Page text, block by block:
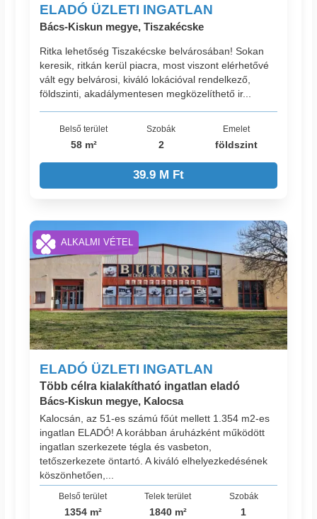
ELADÓ ÜZLETI INGATLAN
Bács-Kiskun megye, Tiszakécske
Ritka lehetőség Tiszakécske belvárosában! Sokan
keresik, ritkán kerül piacra, most viszont elérhetővé
vált egy belvárosi, kiváló lokációval rendelkező,
földszinti, akadálymentesen megközelíthető ir...
Belső terület
58 m²
Szobák
2
Emelet
földszint
39.9 M Ft
ELADÓ ÜZLETI INGATLAN
Több célra kialakítható ingatlan eladó
Bács-Kiskun megye, Kalocsa
Kalocsán, az 51-es számú főút mellett 1.354 m2-es
ingatlan ELADÓ! A korábban áruházként működött
ingatlan szerkezete tégla és vasbeton,
tetőszerkezete öntartó. A kiváló elhelyezkedésének
köszönhetően,...
Belső terület
1354 m²
Telek terület
1840 m²
Szobák
1
ALKALMI VÉTEL